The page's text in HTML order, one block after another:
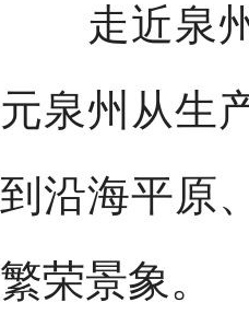
走近泉州
元泉州从生
到沿海平原
繁荣景象。